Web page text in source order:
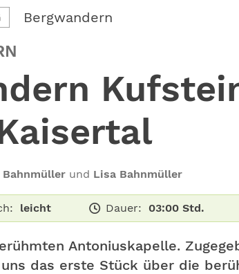
Bergwandern
und Lisa Bahnmüller
leicht Dauer: 03:00 Std.
Antoniuskapelle.
das erste Stück über die